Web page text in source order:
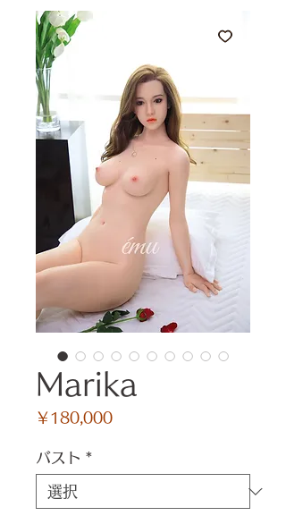
Marika
￥180,000価
バスト *